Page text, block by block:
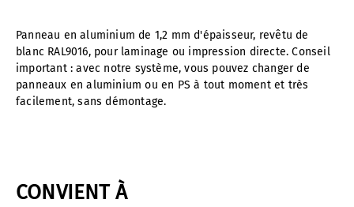
Panneau en aluminium de 1,2 mm d'épaisseur, revêtu de
blanc RAL9016, pour laminage ou impression directe. Conseil
important : avec notre système, vous pouvez changer de
panneaux en aluminium ou en PS à tout moment et très
facilement, sans démontage.
CONVIENT À